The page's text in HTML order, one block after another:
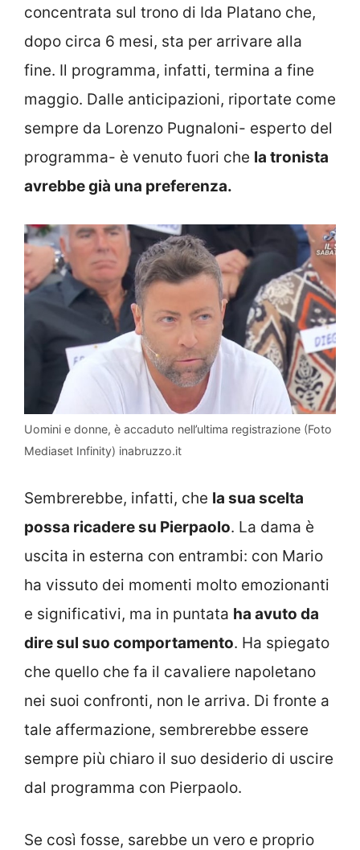
concentrata sul trono di Ida Platano che,
dopo circa 6 mesi, sta per arrivare alla
fine. Il programma, infatti, termina a fine
maggio. Dalle anticipazioni, riportate come
sempre da Lorenzo Pugnaloni- esperto del
programma- è venuto fuori che la tronista
avrebbe già una preferenza.
Uomini e donne, è accaduto nell’ultima registrazione (Foto
Mediaset Infinity) inabruzzo.it
Sembrerebbe, infatti, che la sua scelta
possa ricadere su Pierpaolo. La dama è
uscita in esterna con entrambi: con Mario
ha vissuto dei momenti molto emozionanti
e significativi, ma in puntata ha avuto da
dire sul suo comportamento. Ha spiegato
che quello che fa il cavaliere napoletano
nei suoi confronti, non le arriva. Di fronte a
tale affermazione, sembrerebbe essere
sempre più chiaro il suo desiderio di uscire
dal programma con Pierpaolo.
Se così fosse, sarebbe un vero e proprio